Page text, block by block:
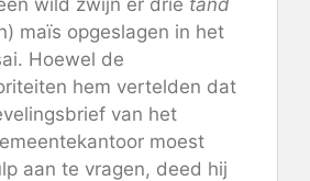
maïs opgeslagen in het
Hoewel de
hem vertelden dat
van het
moest
aan te vragen, deed hij